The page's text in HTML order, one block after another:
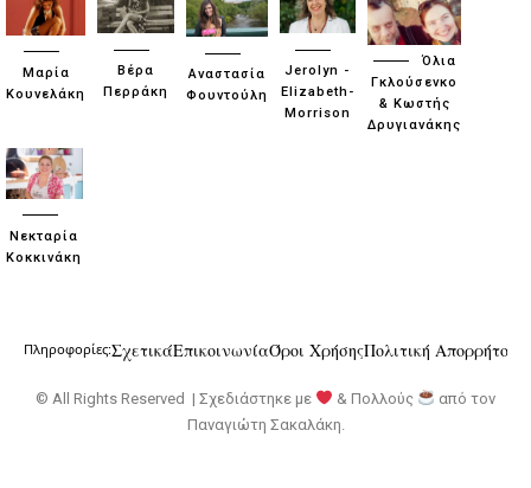
Μαρία
Κουνελάκη
Βέρα
Περράκη
Αναστασία
Φουντούλη
Jerolyn -
Elizabeth-
Morrison
Όλια
Γκλούσενκο
& Κωστής
Δρυγιανάκης
Νεκταρία
Κοκκινάκη
Πληροφορίες:ΣχετικάΕπικοινωνίαΌροι ΧρήσηςΠολιτική Απορρήτου
© All Rights Reserved | Σχεδιάστηκε με & Πολλούς
από τον
Παναγιώτη Σακαλάκη